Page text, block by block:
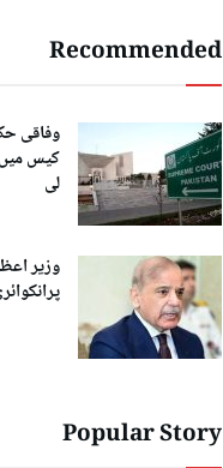
Recommended
وفاقی
کیس
لی
وزیر
Popular Story